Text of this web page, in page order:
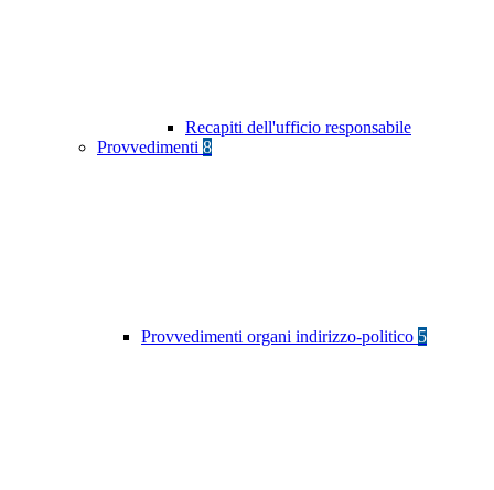
Recapiti dell'ufficio responsabile
Provvedimenti 8
Provvedimenti organi indirizzo-politico 5